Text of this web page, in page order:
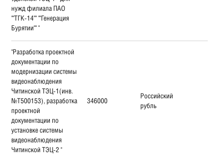
нужд филиала ПАО
""ТГК-14"" ""Генерация
Бурятии"" "
"Разработка проектной
документации по
модернизации системы
видеонаблюдения
Читинской ТЭЦ-1(инв.
№Т500153), разработка
проектной
документации по
установке системы
видеонаблюдения
Читинской ТЭЦ-2 "
346000
Российский
рубль